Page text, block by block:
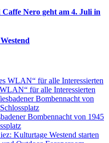
Nero geht am 4. Juli in
für alle Interessierten
Bombennacht von 1945